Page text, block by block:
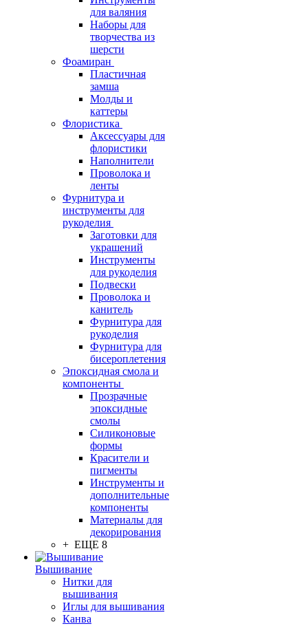
для валяния
Наборы для
творчества из
шерсти
Фоамиран
Пластичная
замша
Молды и
каттеры
Флористика
Аксессуары для
флористики
Наполнители
Проволока и
ленты
Фурнитура и
инструменты для
рукоделия
Заготовки для
украшений
Инструменты
для рукоделия
Подвески
Проволока и
канитель
Фурнитура для
рукоделия
Фурнитура для
бисероплетения
Эпоксидная смола и
компоненты
Прозрачные
эпоксидные
смолы
Силиконовые
формы
Красители и
пигменты
Инструменты и
дополнительные
компоненты
Материалы для
декорирования
+ ЕЩЕ 8
Вышивание
Нитки для
вышивания
Иглы для вышивания
Канва